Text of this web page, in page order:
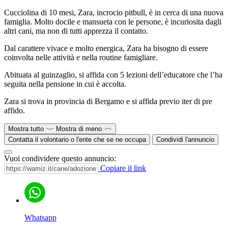
Cucciolina di 10 mesi, Zara, incrocio pitbull, è in cerca di una nuova
famiglia. Molto docile e mansueta con le persone, è incuriosita dagli
altri cani, ma non di tutti apprezza il contatto.
Dal carattere vivace e molto energica, Zara ha bisogno di essere
coinvolta nelle attività e nella routine famigliare.
Abituata al guinzaglio, si affida con 5 lezioni dell’educatore che l’ha
seguita nella pensione in cui è accolta.
Zara si trova in provincia di Bergamo e si affida previo iter di pre
affido.
Mostra tutto
Mostra di meno
Contatta il volontario o l'ente che se ne occupa
Condividi l'annuncio
Vuoi condividere questo annuncio:
Copiare il link
Whatsapp